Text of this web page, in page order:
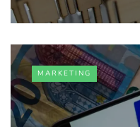
MARKETING